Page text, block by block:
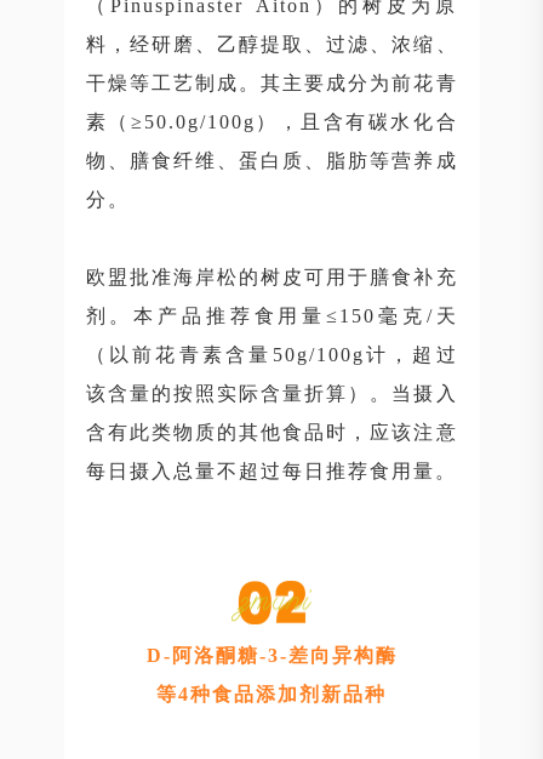
（Pinuspinaster Aiton）的树皮为原
料，经研磨、乙醇提取、过滤、浓缩、
干燥等工艺制成。其主要成分为前花青
素（≥50.0g/100g），且含有碳水化合
物、膳食纤维、蛋白质、脂肪等营养成
分。
欧盟批准海岸松的树皮可用于膳食补充
剂。本产品推荐食用量≤150毫克/天
（以前花青素含量50g/100g计，超过
该含量的按照实际含量折算）。当摄入
含有此类物质的其他食品时，应该注意
每日摄入总量不超过每日推荐食用量。
D-阿洛酮糖-3-差向异构酶
等4种食品添加剂新品种